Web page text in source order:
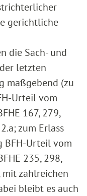
gerichtliche
die Sach- und
letzten
maßgebend (zu
Urteil vom
167, 279,
zum Erlass
BFH-Urteil vom
235, 298,
mit zahlreichen
bleibt es auch